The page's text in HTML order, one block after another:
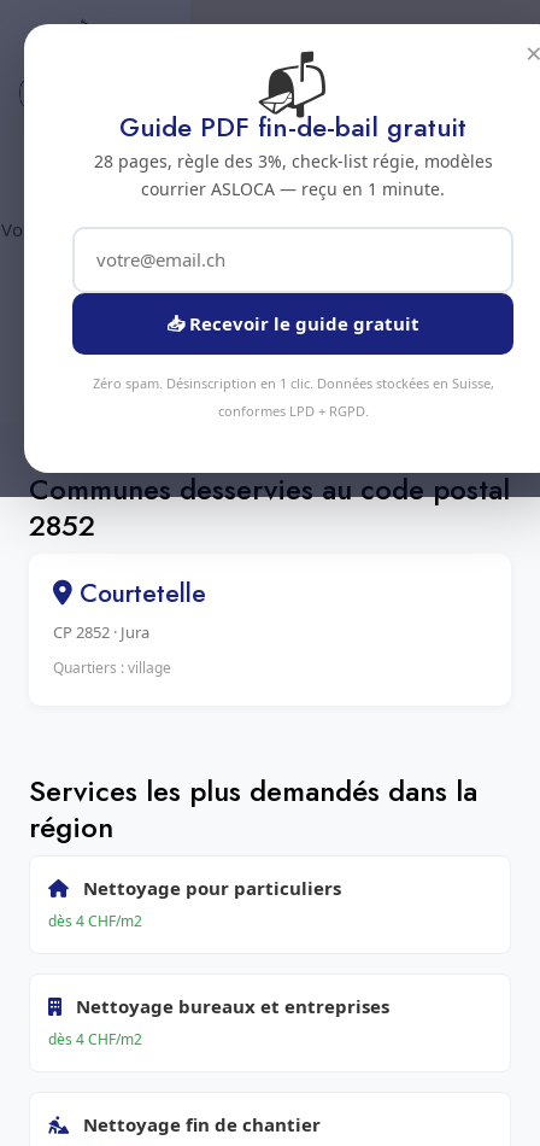
Code postal 2852
Nettoyage professionnel -
Code postal 2852
Vous êtes au code postal2852? Chez Nous Clean intervient dans
la commune de :Courtetelle
prestations disponibles, devis gratuit sous 24h.
Devis Instantané +41 78 319 32 82
Communes desservies au code postal
2852
Courtetelle
CP 2852 · Jura
Quartiers : village
Services les plus demandés dans la
région
Nettoyage pour particuliers
dès 4 CHF/m2
Nettoyage bureaux et entreprises
dès 4 CHF/m2
Nettoyage fin de chantier
📬
Guide PDF fin-de-bail gratuit
28 pages, règle des 3%, check-list régie, modèles
courrier ASLOCA — reçu en 1 minute.
📥 Recevoir le guide gratuit
Zéro spam. Désinscription en 1 clic. Données stockées en Suisse,
conformes LPD + RGPD.